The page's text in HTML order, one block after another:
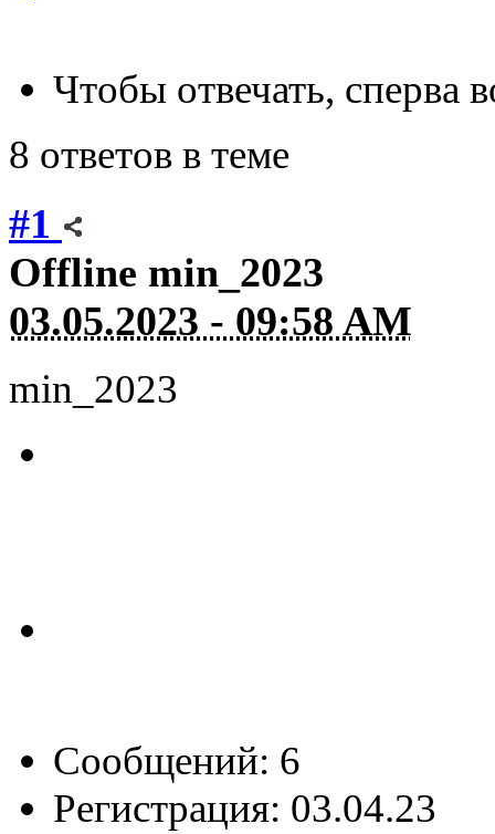
Чтобы отвечать, сперва
8 ответов в теме
#1
Offline min_2023
03.05.2023 - 09:58 AM
min_2023
Сообщений: 6
Регистрация: 03.04.23